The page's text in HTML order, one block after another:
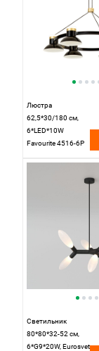
Люстра
62,5*30/180 см,
6*LED*10W
Favourite 4516-6P
Светильник
80*80*32-52 см,
6*G9*20W, Eurosvet